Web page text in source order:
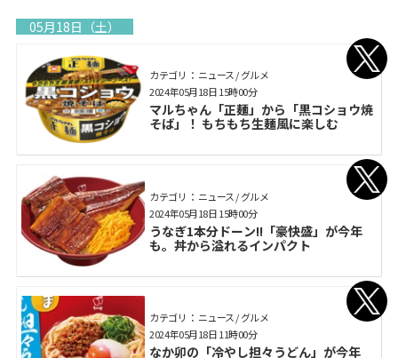
05月18日（土）
カテゴリ： ニュース / グルメ
マルちゃん「正麺」から「黒コショウ焼
そば」！ もちもち生麺風に楽しむ
2024年05月18日 15時00分
カテゴリ： ニュース / グルメ
うなぎ1本分ドーン!!「豪快盛」が今年
も。丼から溢れるインパクト
2024年05月18日 15時00分
カテゴリ： ニュース / グルメ
なか卯の「冷やし担々うどん」が今年
2024年05月18日 11時00分